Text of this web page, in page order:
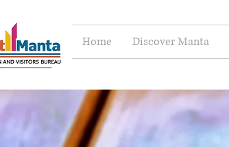
Home Discover Manta